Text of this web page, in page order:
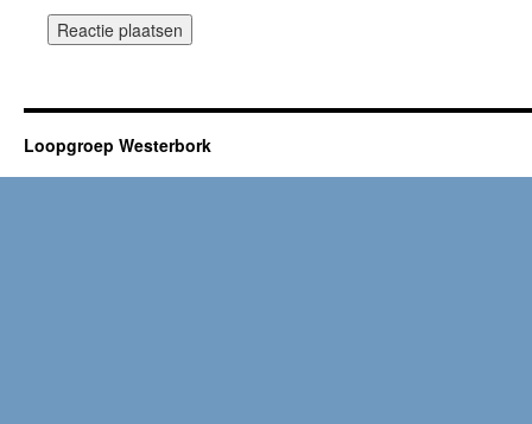
Loopgroep Westerbork